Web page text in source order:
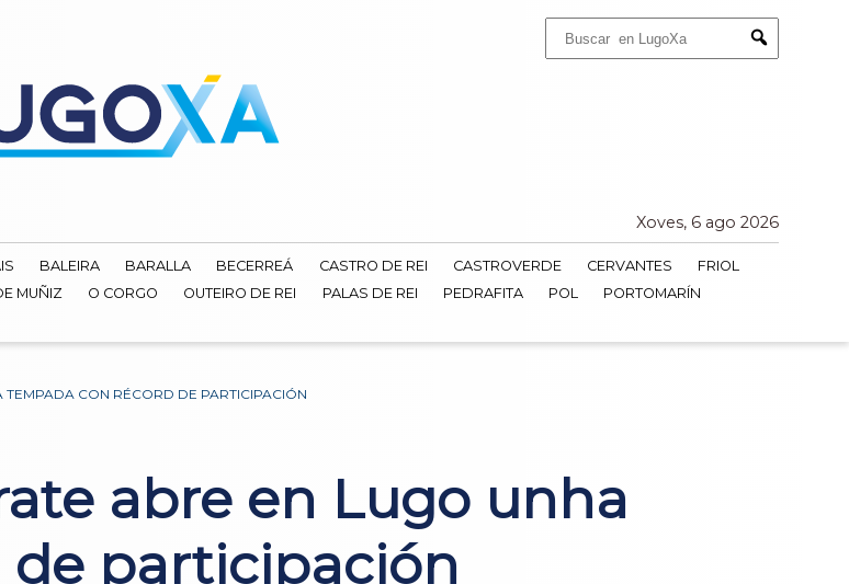
Submit
Xoves, 6 ago 2026
BALEIRA BARALLA BECERREÁ CASTRO DE REI CASTROVERDE CERVANTES
FRIOL
MUÑIZ O CORGO OUTEIRO DE REI PALAS DE REI PEDRAFITA POL
PORTOMARÍN
CON RÉCORD DE PARTICIPACIÓN
abre en Lugo unha
participación